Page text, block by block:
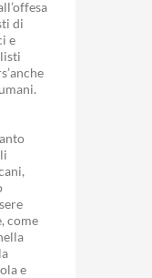
di
e
come
e